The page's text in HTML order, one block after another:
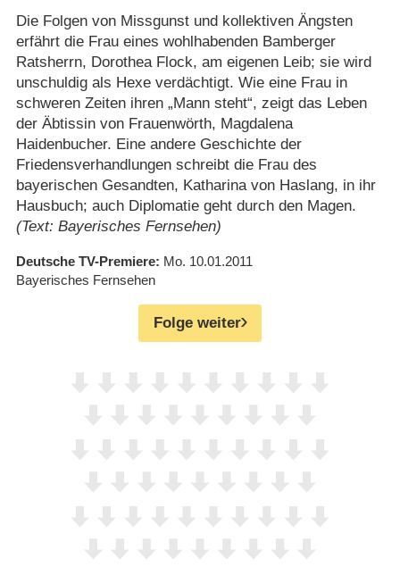
Die Folgen von Missgunst und kollektiven Ängsten
erfährt die Frau eines wohlhabenden Bamberger
Ratsherrn, Dorothea Flock, am eigenen Leib; sie wird
unschuldig als Hexe verdächtigt. Wie eine Frau in
schweren Zeiten ihren „Mann steht“, zeigt das Leben
der Äbtissin von Frauenwörth, Magdalena
Haidenbucher. Eine andere Geschichte der
Friedensverhandlungen schreibt die Frau des
bayerischen Gesandten, Katharina von Haslang, in ihr
Hausbuch; auch Diplomatie geht durch den Magen.
(Text: Bayerisches Fernsehen)
Deutsche TV-Premiere Mo. 10.01.2011
Bayerisches Fernsehen
Folge weiter